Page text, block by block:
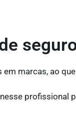
marcas, ao
profissional